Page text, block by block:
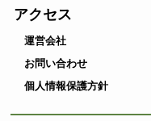
アクセス
運営会社
お問い合わせ
個人情報保護方針